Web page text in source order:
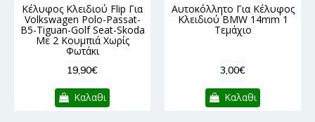
Κέλυφος Κλειδιού Flip Για
Volkswagen Polo-Passat-
B5-Tiguan-Golf Seat-Skoda
Με 2 Κουμπιά Χωρίς
Φωτάκι
19,90€
Καλαθι
Αυτοκόλλητο Για Κέλυφος
Κλειδιού BMW 14mm 1
Τεμάχιο
3,00€
Καλαθι